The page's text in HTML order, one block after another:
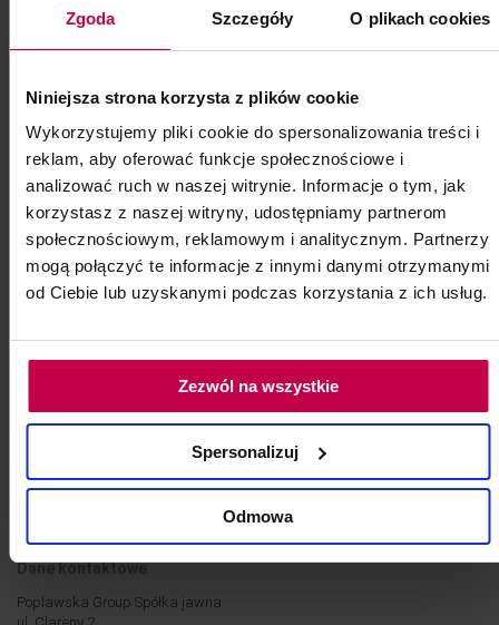
Zgoda Szczegóły O plikach cookies
Niniejsza strona korzysta z plików cookie
Wykorzystujemy pliki cookie do spersonalizowania treści i
reklam, aby oferować funkcje społecznościowe i
analizować ruch w naszej witrynie. Informacje o tym, jak
korzystasz z naszej witryny, udostępniamy partnerom
społecznościowym, reklamowym i analitycznym. Partnerzy
mogą połączyć te informacje z innymi danymi otrzymanymi
od Ciebie lub uzyskanymi podczas korzystania z ich usług.
Zezwól na wszystkie
Spersonalizuj
Odmowa
Informacje
Regulamin Konta użytkownika
Regulamin Sklepu Rubica
Polityka Prywatności
Regulamin kodów
rabatowych
Regulamin promocji produkt
za 1zł
Moje konto
Rejestracja
Logowanie
Koszyk
Znajdź nas
Poplawska Group
Serwis
Reklamacje
Zamówienia hurtowe
Dane kontaktowe
Poplawska Group Spółka jawna